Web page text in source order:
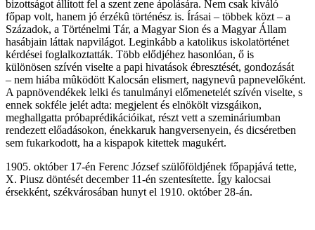
bizottságot állított fel a szent zene ápolására. Nem csak kiváló
főpap volt, hanem jó érzékû történész is. Írásai – többek közt – a
Századok, a Történelmi Tár, a Magyar Sion és a Magyar Állam
hasábjain láttak napvilágot. Leginkább a katolikus iskolatörténet
kérdései foglalkoztatták. Több elődjéhez hasonlóan, ő is
különösen szívén viselte a papi hivatások ébresztését, gondozását
– nem hiába mûködött Kalocsán elismert, nagynevû papnevelőként.
A papnövendékek lelki és tanulmányi előmenetelét szívén viselte, s
ennek sokféle jelét adta: megjelent és elnökölt vizsgáikon,
meghallgatta próbaprédikációikat, részt vett a szemináriumban
rendezett előadásokon, énekkaruk hangversenyein, és dicséretben
sem fukarkodott, ha a kispapok kitettek magukért.
1905. október 17-én Ferenc József szülőföldjének főpapjává tette,
X. Piusz döntését december 11-én szentesítette. Így kalocsai
érsekként, székvárosában hunyt el 1910. október 28-án.